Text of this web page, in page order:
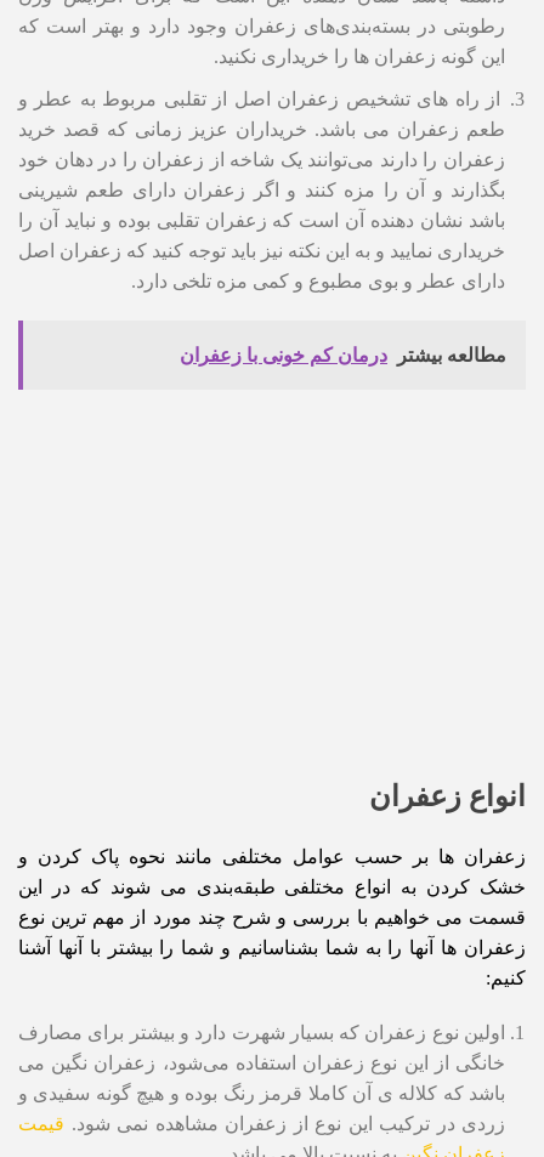
رطوبتی در بسته‌بندی‌های زعفران وجود دارد و بهتر است که
این گونه زعفران ها را خریداری نکنید.
از راه های تشخیص زعفران اصل از تقلبی مربوط به عطر و
طعم زعفران می باشد. خریداران عزیز زمانی که قصد خرید
زعفران را دارند می‌توانند یک شاخه از زعفران را در دهان خود
بگذارند و آن را مزه کنند و اگر زعفران دارای طعم شیرینی
باشد نشان دهنده آن است که زعفران تقلبی بوده و نباید آن را
خریداری نمایید و به این نکته نیز باید توجه کنید که زعفران اصل
دارای عطر و بوی مطبوع و کمی مزه تلخی دارد.
مطالعه بیشتر درمان کم خونی با زعفران
انواع زعفران
زعفران ها بر حسب عوامل مختلفی مانند نحوه پاک کردن و
خشک کردن به انواع مختلفی طبقه‌بندی می شوند که در این
قسمت می خواهیم با بررسی و شرح چند مورد از مهم ترین نوع
زعفران ها آنها را به شما بشناسانیم و شما را بیشتر با آنها آشنا
کنیم:
اولین نوع زعفران که بسیار شهرت دارد و بیشتر برای مصارف
خانگی از این نوع زعفران استفاده می‌شود، زعفران نگین می
باشد که کلاله ی آن کاملا قرمز رنگ بوده و هیچ گونه سفیدی و
زردی در ترکیب این نوع از زعفران مشاهده نمی شود. قیمت